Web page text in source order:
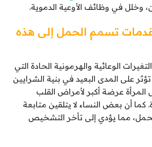
وخلل في وظائف الأوعية الدموية.
تسمم الحمل إلى هذه
الوعائية والهرمونية الحادة التي
على المدى البعيد في بنية الشرايين
المرأة عرضة أكبر لأمراض القلب
كما أن بعض النساء لا يتلقين متابعة
مما يؤدي إلى تأخر التشخيص